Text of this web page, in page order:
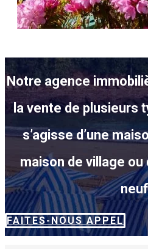
Notre agence
la vente de plusieurs
s’agisse d’une
maison de village ou
FAITES-NOUS APPEL